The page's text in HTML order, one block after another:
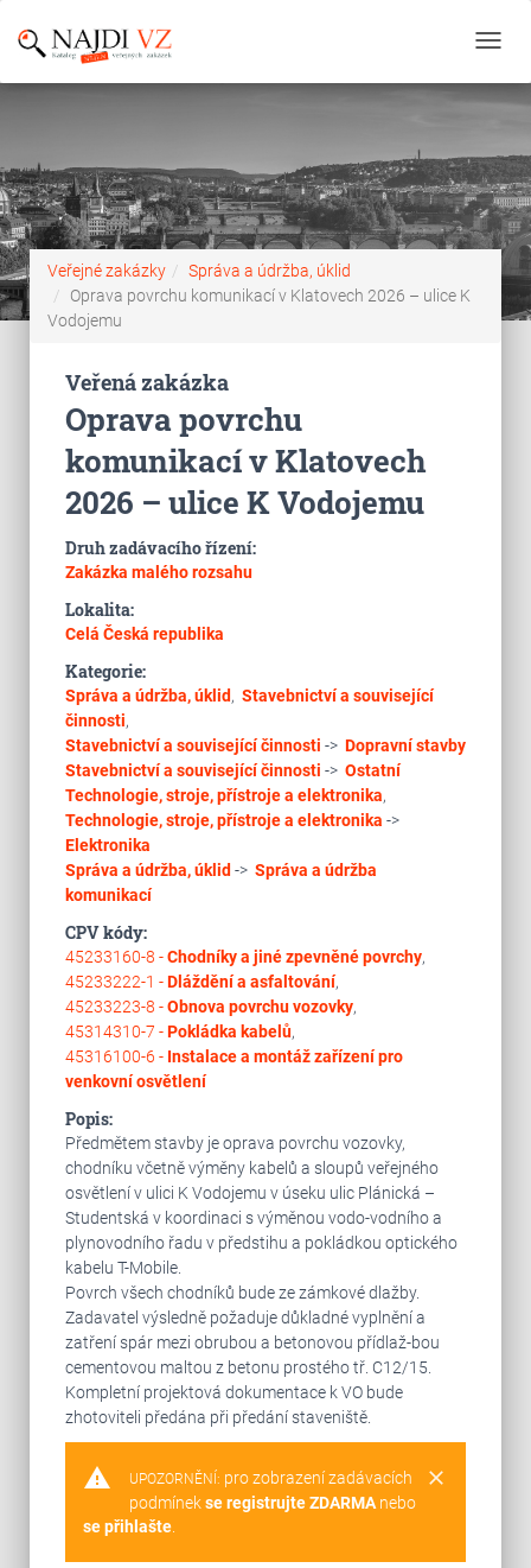
Veřejné zakázky
Správa a údržba, úklid
Oprava povrchu komunikací v Klatovech 2026 – ulice K
Vodojemu
Veřená zakázka
Oprava povrchu
komunikací v Klatovech
2026 – ulice K Vodojemu
Druh zadávacího řízení:
Zakázka malého rozsahu
Lokalita:
Celá Česká republika
Kategorie:
Správa a údržba, úklid, Stavebnictví a související
činnosti,
Stavebnictví a související činnosti -> Dopravní stavby
Stavebnictví a související činnosti -> Ostatní
Technologie, stroje, přístroje a elektronika,
Technologie, stroje, přístroje a elektronika ->
Elektronika
Správa a údržba, úklid -> Správa a údržba
komunikací
CPV kódy:
45233160-8 -Chodníky a jiné zpevněné povrchy,
45233222-1 -Dláždění a asfaltování,
45233223-8 -Obnova povrchu vozovky,
45314310-7 -Pokládka kabelů,
45316100-6 - Instalace a montáž zařízení pro
venkovní osvětlení
Popis:
Předmětem stavby je oprava povrchu vozovky,
chodníku včetně výměny kabelů a sloupů veřejného
osvětlení v ulici K Vodojemu v úseku ulic Plánická –
Studentská v koordinaci s výměnou vodo-vodního a
plynovodního řadu v předstihu a pokládkou optického
kabelu T-Mobile.
Povrch všech chodníků bude ze zámkové dlažby.
Zadavatel výsledně požaduje důkladné vyplnění a
zatření spár mezi obrubou a betonovou přídlaž-bou
cementovou maltou z betonu prostého tř. C12/15.
Kompletní projektová dokumentace k VO bude
zhotoviteli předána při předání staveniště.
warning clear
UPOZORNĚNÍ: pro zobrazení zadávacích
podmínekse registrujte ZDARMAnebo
se přihlašte.